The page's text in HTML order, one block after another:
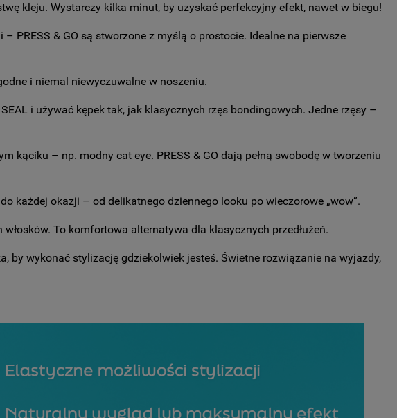
kleju. Wystarczy kilka minut, by uzyskać perfekcyjny efekt, nawet w biegu!
PRESS & GO są stworzone z myślą o prostocie. Idealne na pierwsze
i niemal niewyczuwalne w noszeniu.
i używać kępek tak, jak klasycznych rzęs bondingowych. Jedne rzęsy –
kąciku – np. modny cat eye. PRESS & GO dają pełną swobodę w tworzeniu
każdej okazji – od delikatnego dziennego looku po wieczorowe „wow”.
To komfortowa alternatywa dla klasycznych przedłużeń.
by wykonać stylizację gdziekolwiek jesteś. Świetne rozwiązanie na wyjazdy,